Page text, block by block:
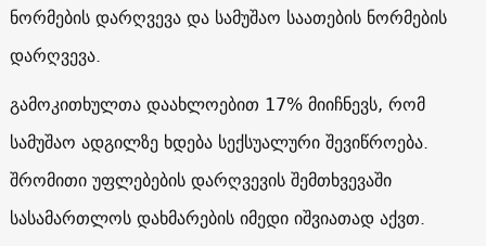
ნორმების დარღვევა და სამუშაო საათების ნორმების
დარღვევა.
გამოკითხულთა დაახლოებით 17% მიიჩნევს, რომ
სამუშაო ადგილზე ხდება სექსუალური შევიწროება.
შრომითი უფლებების დარღვევის შემთხვევაში
სასამართლოს დახმარების იმედი იშვიათად აქვთ.